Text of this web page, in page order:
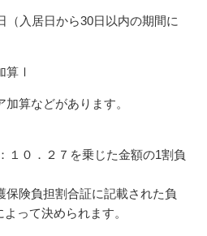
（入居日から30日以内の期間に
算Ⅰ
算などがあります。
１０．２７を乗じた金額の1割負
険負担割合証に記載された負
って決められます。